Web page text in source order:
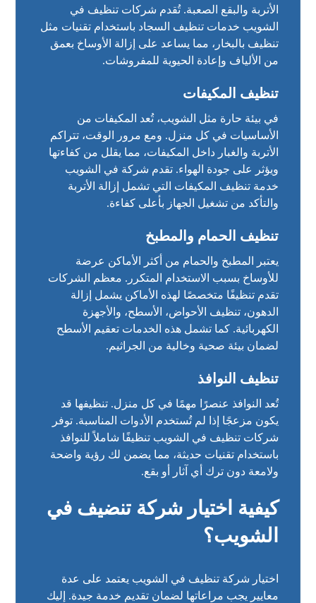
الأتربة والبقع الصعبة. تُقدم شركات تنظيف في
الشويب خدمات تنظيف السجاد باستخدام تقنيات مثل
تنظيف بالبخار، مما يساعد على إزالة الأوساخ بعمق
من الألياف وإعادة الحيوية للمفروشات.
تنظيف المكيفات
في بيئة حارة مثل الشويب، تُعد المكيفات من
الأساسيات في كل منزل. ومع مرور الوقت، تتراكم
الأتربة والغبار داخل المكيفات، مما يقلل من كفاءتها
ويؤثر على جودة الهواء. تقدم شركة في الشويب
خدمة تنظيف المكيفات التي تشمل إزالة الأتربة
والتأكد من تشغيل الجهاز بأعلى كفاءة.
تنظيف الحمام والمطبخ
يعتبر المطبخ والحمام من أكثر الأماكن عرضة
للأوساخ بسبب الاستخدام المتكرر. معظم الشركات
تقدم تنظيفًا متخصصًا لهذه الأماكن يشمل إزالة
الدهون، تنظيف الأحواض، الأسطح، والأجهزة
الكهربائية. كما تشمل هذه الخدمات تعقيم الأسطح
لضمان بيئة صحية وخالية من الجراثيم.
تنظيف النوافذ
تُعد النوافذ عنصرًا مهمًا في كل منزل. تنظيفها قد
يكون مزعجًا إذا لم تُستخدم الأدوات المناسبة. توفر
شركات تنظيف في الشويب تنظيفًا شاملاً للنوافذ
باستخدام تقنيات حديثة، مما يضمن لك رؤية واضحة
ولامعة دون ترك أي آثار أو بقع.
كيفية اختيار شركة تنضيف في
الشويب؟
اختيار شركة تنظيف في الشويب يعتمد على عدة
معايير يجب مراعاتها لضمان تقديم خدمة جيدة. إليك